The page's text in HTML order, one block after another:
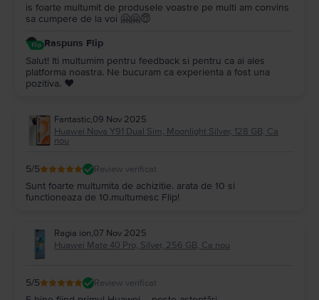
is foarte multumit de produsele voastre pe multi am convins
sa cumpere de la voi 🤗🤗😇
Raspuns Flip
Salut! Iti multumim pentru feedback si pentru ca ai ales
platforma noastra. Ne bucuram ca experienta a fost una
pozitiva. ❤️
Fantastic,09 Nov 2025
Huawei Nova Y91 Dual Sim, Moonlight Silver, 128 GB, Ca
nou
5/5 Review verificat
Sunt foarte multumita de achizitie. arata de 10 si
functioneaza de 10.multumesc Flip!
Ragia ion,07 Nov 2025
Huawei Mate 40 Pro, Silver, 256 GB, Ca nou
5/5 Review verificat